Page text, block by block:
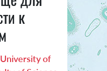
к
University of